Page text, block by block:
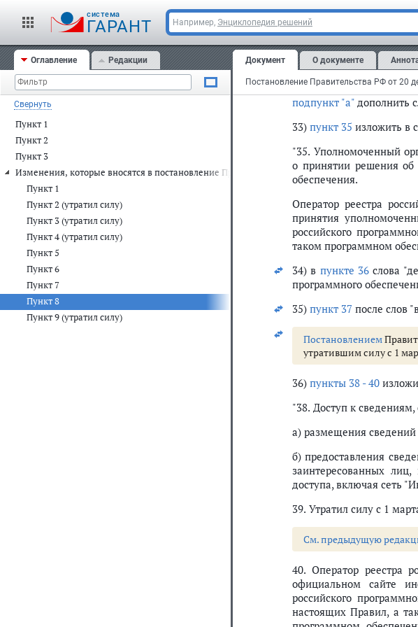
cистема
ГАРАНТ Например, Энциклопедия решений
Оглавление Редакции
Свернуть
Пункт 1
Пункт 2
Пункт 3
Изменения, которые вносятся в постановление Правительства Российской Федерации от 16
Пункт 1
Пункт 2 (утратил силу)
Пункт 3 (утратил силу)
Пункт 4 (утратил силу)
Пункт 5
Пункт 6
Пункт 7
Пункт 8
Пункт 9 (утратил силу)
Документ О документе
г) переход
установленным
32) впункте 34:
абзац первыйпосле слов
подпункт "а" дополнить
33) пункт 35 изложить в
"35. Уполномоченный
о принятии решения об
обеспечения.
Оператор реестра
принятия
российского
таком программном
34) в пункте 36слова
программного
35) пункт 37 после слов
Постановлением
утратившим силу с 1
36) пункты 38 - 40
"38. Доступ к
а) размещения сведений
б) предоставления
заинтересованных
доступа, включая сеть
39. Утратил силу с 1
См. предыдущую
40. Оператор реестра
официальном сайте
российского
настоящих Правил, а